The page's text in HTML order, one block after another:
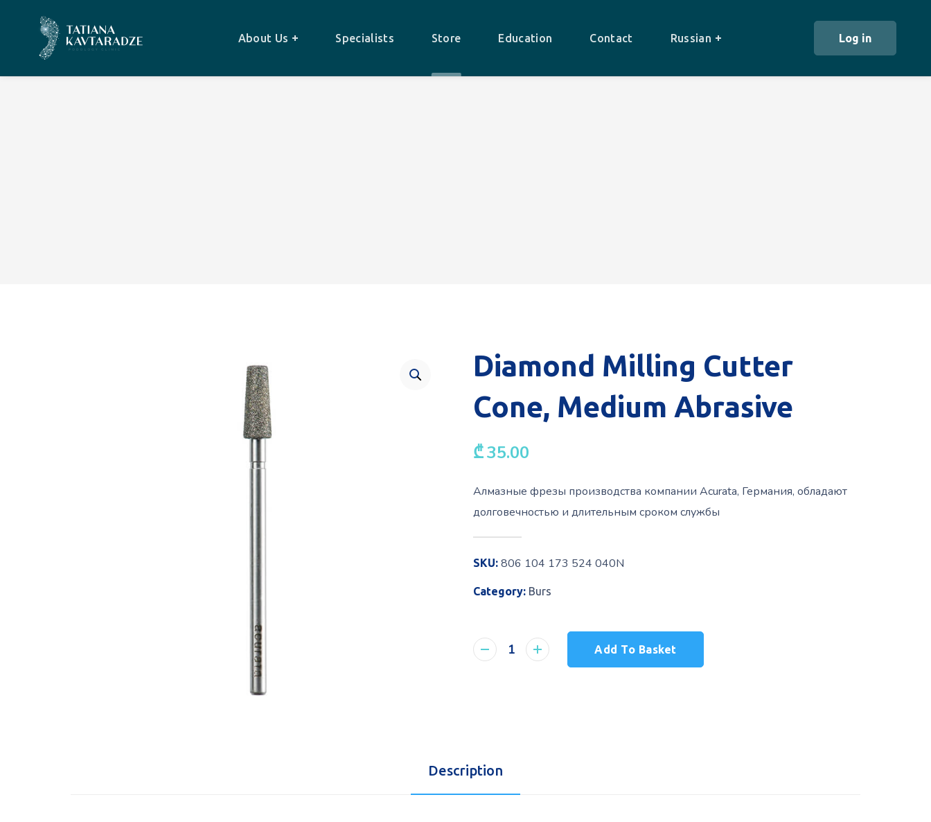
About Us Specialists Store Education Contact Russian Log in
Diamond Milling Cutter
Cone, Medium Abrasive
₾35.00
Алмазные фрезы производства компании Acurata, Германия, обладают
долговечностью и длительным сроком службы
SKU:806 104 173 524 040N
Category: Burs
Add To Basket
Description